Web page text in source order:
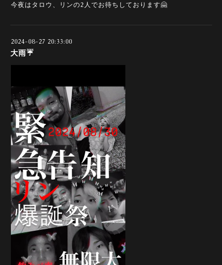
今夜はタロウ、リンの2人でお待ちしております🤗
2024-08-27 20:33:00
大雨☔